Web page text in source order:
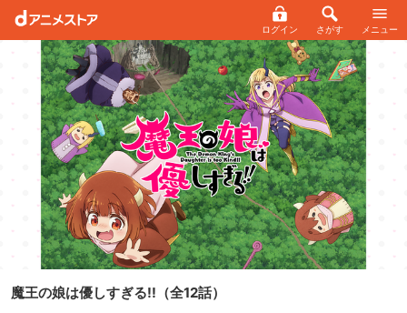
ログイン さがす メニュー
魔王の娘は優しすぎる!! （全12話）